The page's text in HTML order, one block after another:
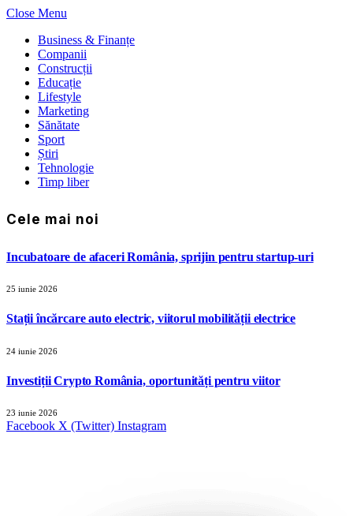
Close Menu
Business & Finanțe
Companii
Construcții
Educație
Lifestyle
Marketing
Sănătate
Sport
Știri
Tehnologie
Timp liber
Cele mai noi
Incubatoare de afaceri România, sprijin pentru startup-uri
25 iunie 2026
Stații încărcare auto electric, viitorul mobilității electrice
24 iunie 2026
Investiții Crypto România, oportunități pentru viitor
23 iunie 2026
Facebook X (Twitter) Instagram